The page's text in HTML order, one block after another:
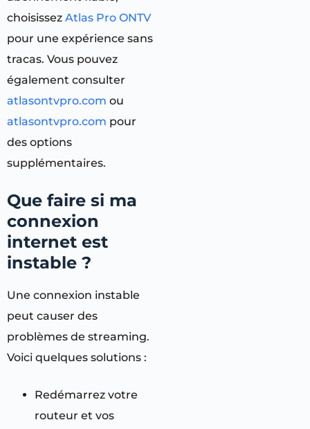
choisissez Atlas Pro ONTV
pour une expérience sans
tracas. Vous pouvez
également consulter
atlasontvpro.com ou
atlasontvpro.com pour
des options
supplémentaires.
Que faire si ma
connexion
internet est
instable ?
Une connexion instable
peut causer des
problèmes de streaming.
Voici quelques solutions :
Redémarrez votre
routeur et vos